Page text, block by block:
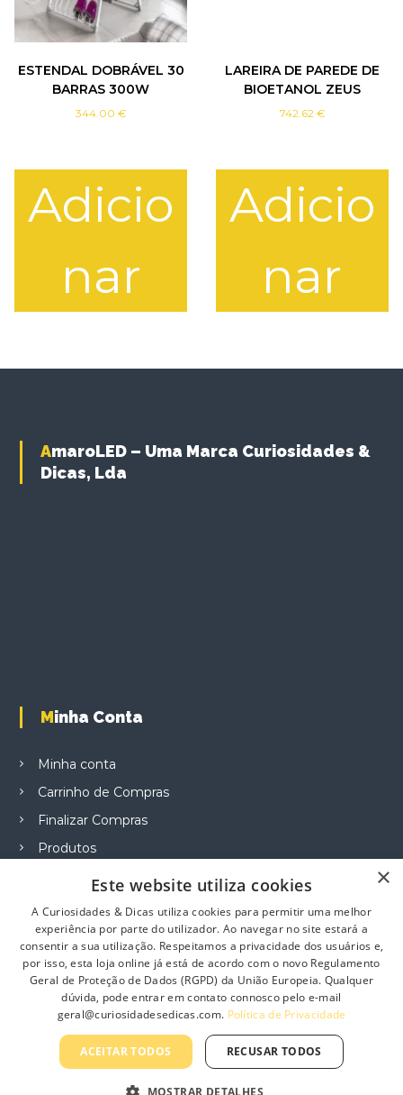
ESTENDAL DOBRÁVEL 30
BARRAS 300W
344.00€
Adicio
nar
LAREIRA DE PAREDE DE
BIOETANOL ZEUS
742.62 €
Adicio
nar
AmaroLED – Uma Marca Curiosidades &
Dicas, Lda
Minha Conta
Minha conta
Carrinho de Compras
Finalizar Compras
Produtos
Informação
Sobre Nós
Contacte-nos
Profissionais
Política de Privacidade
Termos e Condições Gerais
×
Este website utiliza cookies
A Curiosidades & Dicas utiliza cookies para permitir uma melhor
experiência por parte do utilizador. Ao navegar no site estará a
consentir a sua utilização. Respeitamos a privacidade dos usuários e,
por isso, esta loja online já está de acordo com o novo Regulamento
Geral de Proteção de Dados (RGPD) da União Europeia. Qualquer
dúvida, pode entrar em contato connosco pelo e-mail
geral@curiosidadesedicas.com. Política de Privacidade
ACEITAR TODOS RECUSAR TODOS
MOSTRAR DETALHES